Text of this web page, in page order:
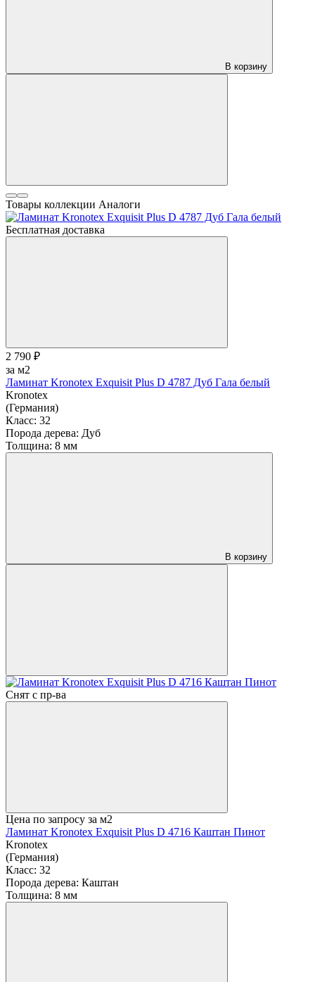
В корзину
Товары коллекции Аналоги
Бесплатная доставка
2 790 ₽
за м2
Ламинат Kronotex Exquisit Plus D 4787 Дуб Гала белый
Kronotex
(Германия)
Класс: 32
Порода дерева: Дуб
Толщина: 8 мм
В корзину
Снят с пр-ва
Цена по запросу за м2
Ламинат Kronotex Exquisit Plus D 4716 Каштан Пинот
Kronotex
(Германия)
Класс: 32
Порода дерева: Каштан
Толщина: 8 мм